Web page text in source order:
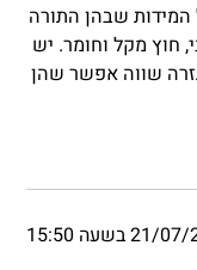
שבהן התורה
חוץ מקל וחומר. יש
שווה אפשר שהן
בשעה 15:50